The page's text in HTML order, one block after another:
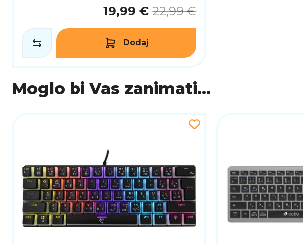
19,99 € 22,99 €
Dodaj
Moglo bi Vas zanimati...